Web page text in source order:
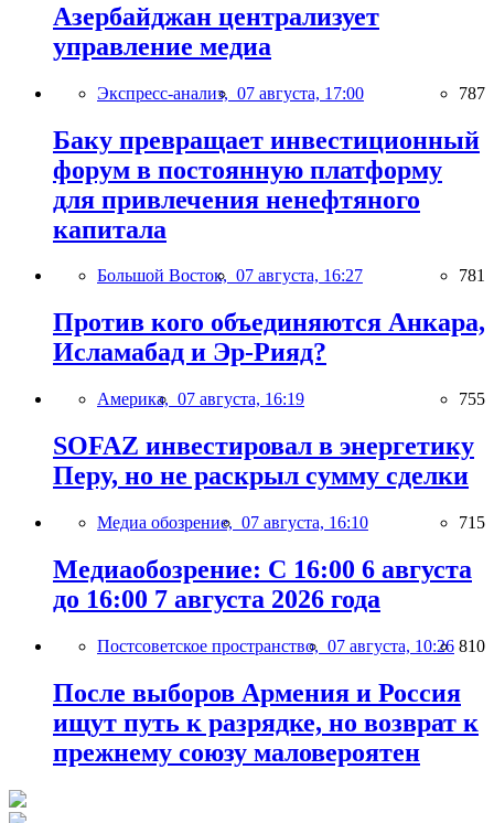
Азербайджан централизует
управление медиа
Экспресс-анализ, 07 августа, 17:00 787
Баку превращает инвестиционный
форум в постоянную платформу
для привлечения ненефтяного
капитала
Большой Восток, 07 августа, 16:27 781
Против кого объединяются Анкара,
Исламабад и Эр-Рияд?
Америка, 07 августа, 16:19 755
SOFAZ инвестировал в энергетику
Перу, но не раскрыл сумму сделки
Медиа обозрение, 07 августа, 16:10 715
Медиаобозрение: С 16:00 6 августа
до 16:00 7 августа 2026 года
Постсоветское пространство, 07 августа, 10:26 810
После выборов Армения и Россия
ищут путь к разрядке, но возврат к
прежнему союзу маловероятен